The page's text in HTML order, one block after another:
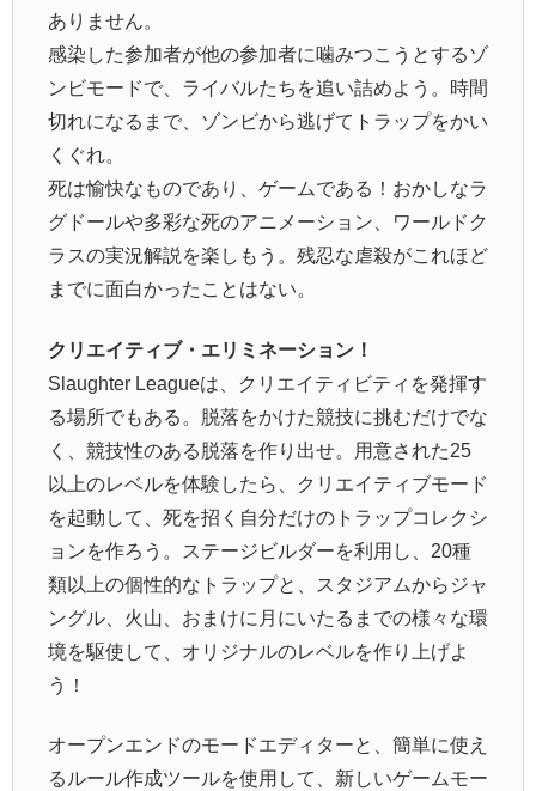
ありません。
感染した参加者が他の参加者に噛みつこうとするゾ
ンビモードで、ライバルたちを追い詰めよう。時間
切れになるまで、ゾンビから逃げてトラップをかい
くぐれ。
死は愉快なものであり、ゲームである！おかしなラ
グドールや多彩な死のアニメーション、ワールドク
ラスの実況解説を楽しもう。残忍な虐殺がこれほど
までに面白かったことはない。
クリエイティブ・エリミネーション！
Slaughter Leagueは、クリエイティビティを発揮す
る場所でもある。脱落をかけた競技に挑むだけでな
く、競技性のある脱落を作り出せ。用意された25
以上のレベルを体験したら、クリエイティブモード
を起動して、死を招く自分だけのトラップコレクシ
ョンを作ろう。ステージビルダーを利用し、20種
類以上の個性的なトラップと、スタジアムからジャ
ングル、火山、おまけに月にいたるまでの様々な環
境を駆使して、オリジナルのレベルを作り上げよ
う！
オープンエンドのモードエディターと、簡単に使え
るルール作成ツールを使用して、新しいゲームモー